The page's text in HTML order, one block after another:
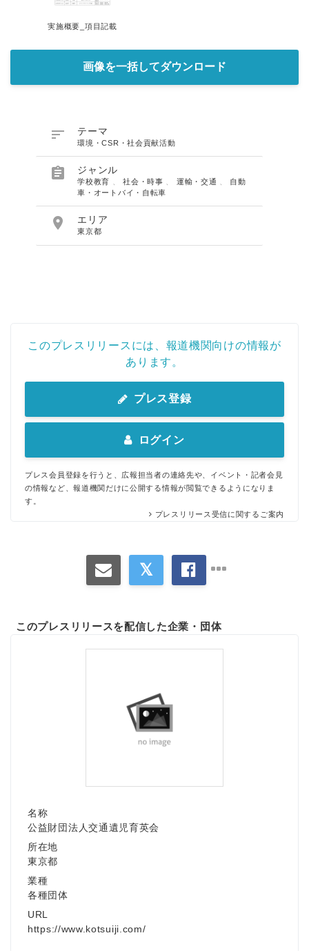
実施概要_項目記載
画像を一括してダウンロード
 テーマ
環境・CSR・社会貢献活動
 ジャンル
学校教育 、社会・時事 運輸・交通
自動
車・オートバイ・自転車
 エリア
東京都
このプレスリリースには、報道機関向けの情報が
あります。
プレス登録
ログイン
プレス会員登録を行うと、広報担当者の連絡先や、イベント・記者会見
の情報など、報道機関だけに公開する情報が閲覧できるようになりま
す。
プレスリリース受信に関するご案内
このプレスリリースを配信した企業・団体
名称
公益財団法人交通遺児育英会
所在地
東京都
業種
各種団体
URL
https://www.kotsuiji.com/